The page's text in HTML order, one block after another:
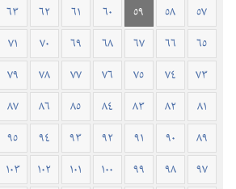
٥٧
٥٨ ٥٩ ٦٠ ٦١ ٦٢ ٦٣
٦٥
٦٦ ٦٧ ٦٨ ٦٩ ٧٠ ٧١
٧٣
٧٤ ٧٥ ٧٦ ٧٧ ٧٨ ٧٩
٨١
٨٢ ٨٣ ٨٤ ٨٥ ٨٦ ٨٧
٨٩
٩٠ ٩١ ٩٢ ٩٣ ٩٤ ٩٥
٩٧
٩٨ ٩٩ ١٠٠ ١٠١ ١٠٢ ١٠٣